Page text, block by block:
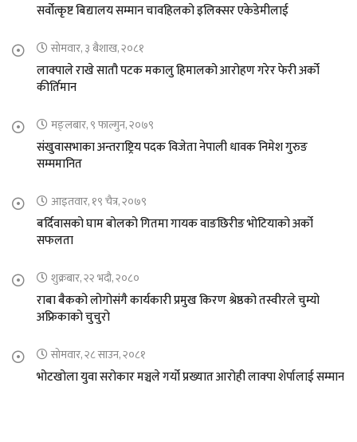
सर्वोत्कृष्ट बिद्यालय सम्मान चावहिलको इलिक्सर एकेडेमीलाई
सोमवार, ३ बैशाख, २०८१
लाक्पाले राखे सातौ पटक मकालु हिमालको आरोहण गरेर फेरी अर्को
कीर्तिमान
मङ्लबार, ९ फाल्गुन, २०७९
संखुवासभाका अन्तराष्ट्रिय पदक विजेता नेपाली धावक निमेश गुरुङ
सम्ममानित
आइतवार, १९ चैत्र, २०७९
बर्दिवासको घाम बोलको गितमा गायक वाङछिरीङ भोटियाको अर्को
सफलता
शुक्रबार, २२ भदौ, २०८०
राबा बैकको लोगोसंगै कार्यकारी प्रमुख किरण श्रेष्ठको तस्वीरले चुम्यो
अफ्रिकाको चुचुरो
सोमवार, २८ साउन, २०८१
भोटखोला युवा सरोकार मञ्चले गर्यो प्रख्यात आरोही लाक्पा शेर्पालाई सम्मान